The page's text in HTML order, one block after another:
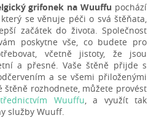
grifonek na Wuuffu pochází
se věnuje péči o svá štěňata,
začátek do života. Společnost
poskytne vše, co budete pro
včetně jistoty, že jsou
a přesné. Vaše štěně přijde s
a se všemi přiloženými
štěně rozhodnete, můžete provést
Wuuffu , a využít tak
služby Wuuff.